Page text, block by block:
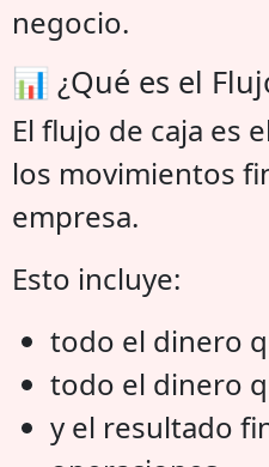
negocio.
📊 ¿Qué es el
El flujo de caja es
los movimientos
empresa.
Esto incluye:
todo el dinero
todo el dinero
y el resultado